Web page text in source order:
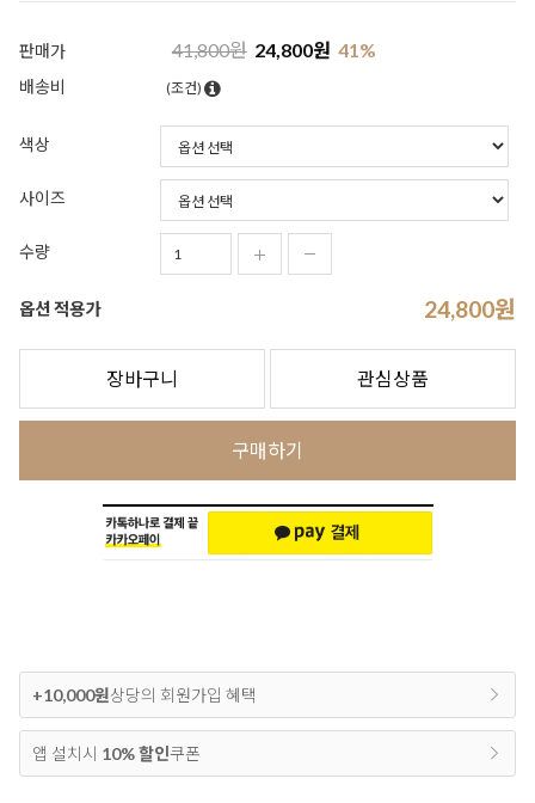
판매가 41,800원 24,800원 41%
배송비 (조건)
색상
사이즈
수량
옵션 적용가 24,800원
장바구니 관심상품
구매하기
+10,000원상당의 회원가입 혜택
앱 설치시 10% 할인쿠폰